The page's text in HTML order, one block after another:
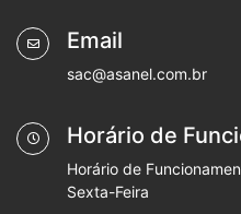
Email
sac@asanel.com.br
Horário de
Horário de
Sexta-Feira